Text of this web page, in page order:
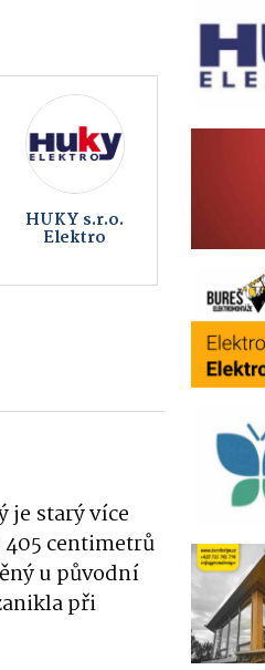
Multifunkční
centrum
je starý více
405 centimetrů
u původní
při